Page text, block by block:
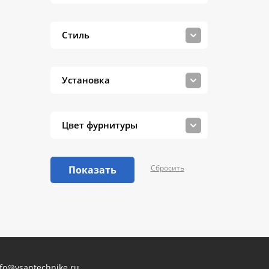
Стиль
Установка
Цвет фурнитуры
Показать Сбросить